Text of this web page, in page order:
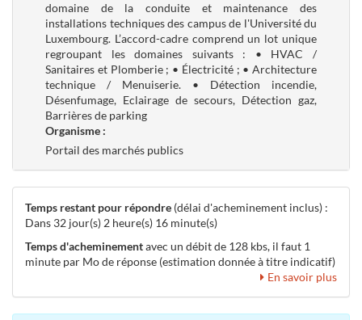
domaine de la conduite et maintenance des
installations techniques des campus de l'Université du
Luxembourg. L’accord-cadre comprend un lot unique
regroupant les domaines suivants : • HVAC /
Sanitaires et Plomberie ; • Électricité ; • Architecture
technique / Menuiserie. • Détection incendie,
Désenfumage, Eclairage de secours, Détection gaz,
Barrières de parking
Organisme :
Portail des marchés publics
Temps restant pour répondre (délai d'acheminement inclus) :
Dans 32 jour(s) 2 heure(s) 16 minute(s)
Temps d'acheminementavec un débit de 128 kbs, il faut 1
minute par Mo de réponse (estimation donnée à titre indicatif)
En savoir plus